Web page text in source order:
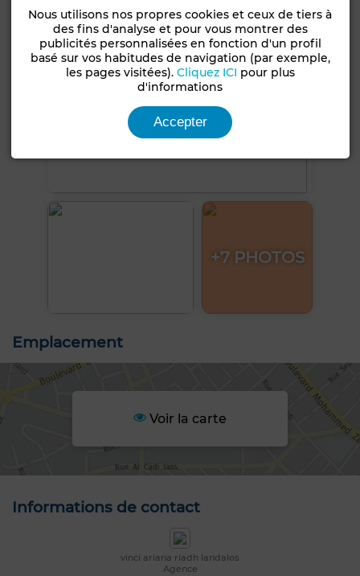
+7 PHOTOS
Emplacement
Voir la carte
Informations de contact
vinci ariana riadh landalos
Agence
Nous utilisons nos propres cookies et ceux de tiers à
des fins d'analyse et pour vous montrer des
publicités personnalisées en fonction d'un profil
basé sur vos habitudes de navigation (par exemple,
les pages visitées). Cliquez ICI pour plus
d'informations
Accepter